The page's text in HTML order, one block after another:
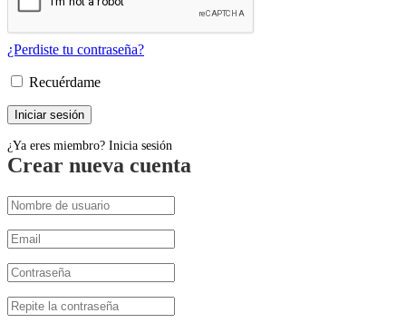
¿Perdiste tu contraseña?
Recuérdame